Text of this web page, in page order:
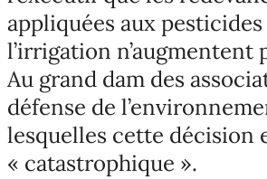
appliquées aux pesticides
l’irrigation n’augmentent
Au grand dam des
défense de
lesquelles cette décision
« catastrophique ».